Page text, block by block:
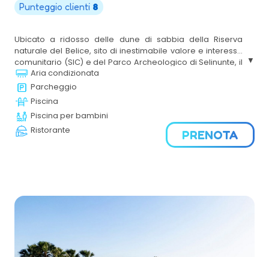
Punteggio clienti 8
Ubicato a ridosso delle dune di sabbia della Riserva
naturale del Belice, sito di inestimabile valore e interesse
comunitario (SIC) e del Parco Archeologico di Selinunte, il
più grande d’Europa, i cui resti monumentali conservano
tutta la magnificenza della storia siciliana e della
dominazione greca. A ciò si aggiunge una spiaggia
incontaminata, di sabbia fine e dorata di circa 5 km ed un
mare cristallino distante circa 1,2 Km.
Aria condizionata
Parcheggio
Piscina
Piscina per bambini
Ristorante
PRENOTA